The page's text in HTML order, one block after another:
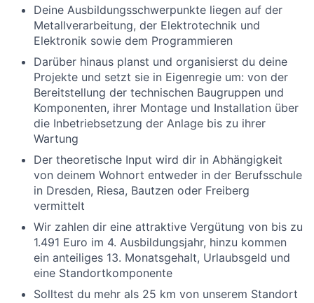
Deine Ausbildungsschwerpunkte liegen auf der
Metallverarbeitung, der Elektrotechnik und
Elektronik sowie dem Programmieren
Darüber hinaus planst und organisierst du deine
Projekte und setzt sie in Eigenregie um: von der
Bereitstellung der technischen Baugruppen und
Komponenten, ihrer Montage und Installation über
die Inbetriebsetzung der Anlage bis zu ihrer
Wartung
Der theoretische Input wird dir in Abhängigkeit
von deinem Wohnort entweder in der Berufsschule
in Dresden, Riesa, Bautzen oder Freiberg
vermittelt
Wir zahlen dir eine attraktive Vergütung von bis zu
1.491 Euro im 4. Ausbildungsjahr, hinzu kommen
ein anteiliges 13. Monatsgehalt, Urlaubsgeld und
eine Standortkomponente
Solltest du mehr als 25 km von unserem Standort